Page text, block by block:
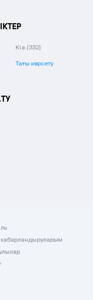
Kia (332)
Тағы көрсету